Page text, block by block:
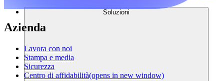
Soluzioni
Azienda
Lavora con noi
Stampa e media
Sicurezza
Centro di affidabilità(opens in new window)